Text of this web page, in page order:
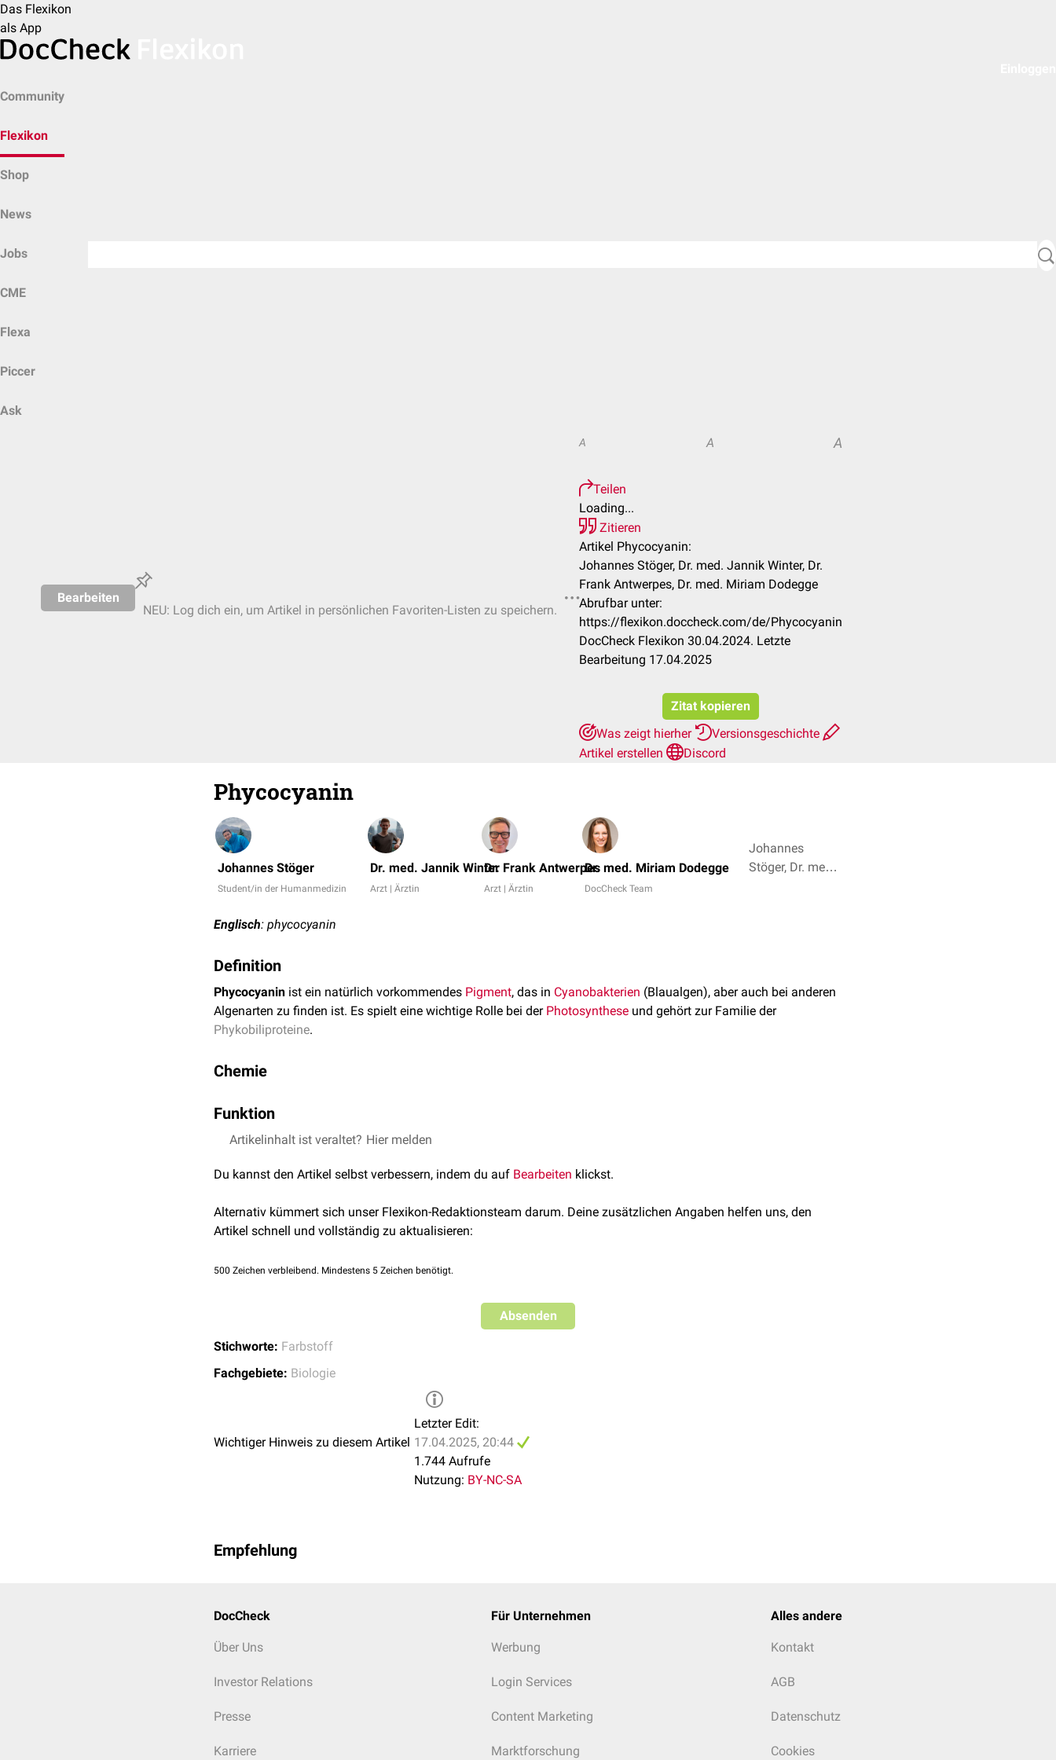
Das Flexikon
als App
Community
Flexikon
Shop
News
Jobs
CME
Flexa
Piccer
Ask
Bearbeiten
NEU: Log dich ein, um Artikel in persönlichen Favoriten-Listen zu speichern.
A A A
Teilen
Loading...
Zitieren
Artikel Phycocyanin:
Johannes Stöger, Dr. med. Jannik Winter, Dr.
Frank Antwerpes, Dr. med. Miriam Dodegge
Abrufbar unter:
https://flexikon.doccheck.com/de/Phycocyanin
DocCheck Flexikon 30.04.2024. Letzte
Bearbeitung 17.04.2025
Zitat kopieren
Was zeigt hierher
Versionsgeschichte
Artikel erstellen
Discord
Phycocyanin
Johannes Stöger
Student/in der Humanmedizin
Dr. med. Jannik Winter
Arzt | Ärztin
Dr. Frank Antwerpes
Arzt | Ärztin
Dr. med. Miriam Dodegge
DocCheck Team
Johannes
Stöger, Dr. med.
Englisch: phycocyanin
Definition
Phycocyanin ist ein natürlich vorkommendes Pigment, das in Cyanobakterien (Blaualgen), aber auch bei anderen
Algenarten zu finden ist. Es spielt eine wichtige Rolle bei der Photosynthese und gehört zur Familie der
Phykobiliproteine.
Chemie
Phycocyanobilin
verantwortlich.
Funktion
Phycocyanin besitzt die Fähigkeit, Licht zu
Artikelinhalt ist veraltet? Hier melden
Du kannst den Artikel selbst verbessern, indem du auf Bearbeiten klickst.
Alternativ kümmert sich unser Flexikon-Redaktionsteam darum. Deine zusätzlichen Angaben helfen uns, den
Artikel schnell und vollständig zu aktualisieren:
500 Zeichen verbleibend. Mindestens 5 Zeichen benötigt.
Absenden
Stichworte: Farbstoff
Fachgebiete: Biologie
Wichtiger Hinweis zu diesem Artikel
Letzter Edit:
17.04.2025, 20:44
1.744 Aufrufe
Nutzung: BY-NC-SA
Empfehlung
DocCheck
Über Uns
Investor Relations
Presse
Karriere
Für Unternehmen
Werbung
Login Services
Content Marketing
Marktforschung
Alles andere
Kontakt
AGB
Datenschutz
Cookies